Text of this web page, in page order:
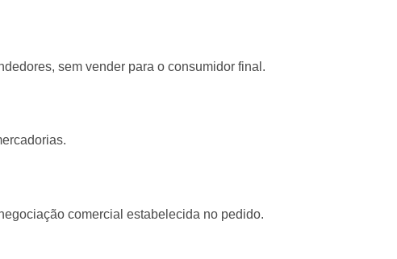
sem vender para o consumidor final.
comercial estabelecida no pedido.